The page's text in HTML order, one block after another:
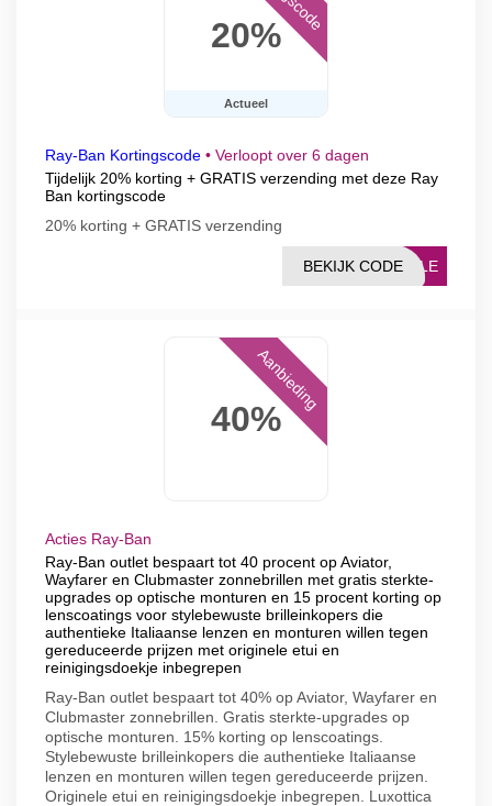
20%
Actueel
Ray-Ban Kortingscode • Verloopt over 6 dagen
Tijdelijk 20% korting + GRATIS verzending met deze Ray
Ban kortingscode
20% korting + GRATIS verzending
SALE
BEKIJK CODE
40%
Aanbieding
Acties Ray-Ban
Ray-Ban outlet bespaart tot 40 procent op Aviator,
Wayfarer en Clubmaster zonnebrillen met gratis sterkte-
upgrades op optische monturen en 15 procent korting op
lenscoatings voor stylebewuste brilleinkopers die
authentieke Italiaanse lenzen en monturen willen tegen
gereduceerde prijzen met originele etui en
reinigingsdoekje inbegrepen
Ray-Ban outlet bespaart tot 40% op Aviator, Wayfarer en
Clubmaster zonnebrillen. Gratis sterkte-upgrades op
optische monturen. 15% korting op lenscoatings.
Stylebewuste brilleinkopers die authentieke Italiaanse
lenzen en monturen willen tegen gereduceerde prijzen.
Originele etui en reinigingsdoekje inbegrepen. Luxottica